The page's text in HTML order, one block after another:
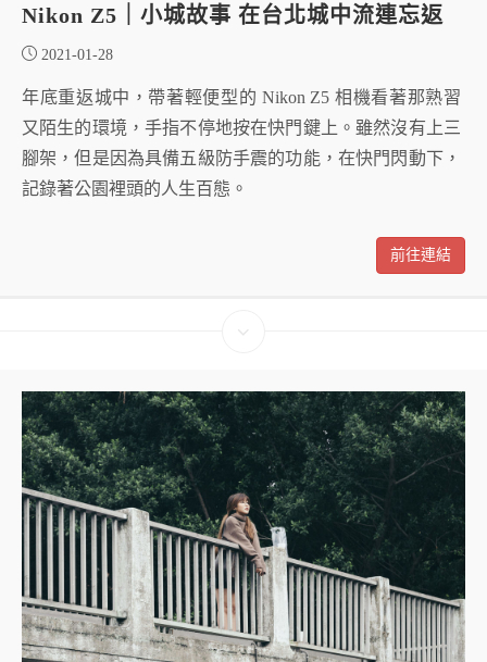
Nikon Z5｜小城故事 在台北城中流連忘返
2021-01-28
年底重返城中，帶著輕便型的 Nikon Z5 相機看著那熟習
又陌生的環境，手指不停地按在快門鍵上。雖然沒有上三
腳架，但是因為具備五級防手震的功能，在快門閃動下，
記錄著公園裡頭的人生百態。
前往連結